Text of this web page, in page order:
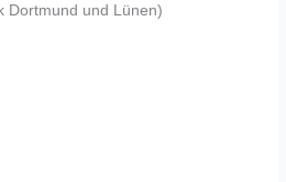
Dortmund und Lünen)